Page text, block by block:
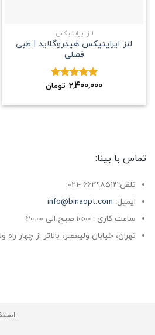
لنز ایراپتیکس
لنز ایراپتیکس هیدروگلاید | طبی
فصلی
نمره5.002,400,000 تومان
تماس با بینا:
تلفن:66498514 -021
ایمیل: info@binaopt.com
ساعت کاری : 10:00 صبح الی 20.00
تهران، خیابان ولیعصر، بالاتر از چهار راه